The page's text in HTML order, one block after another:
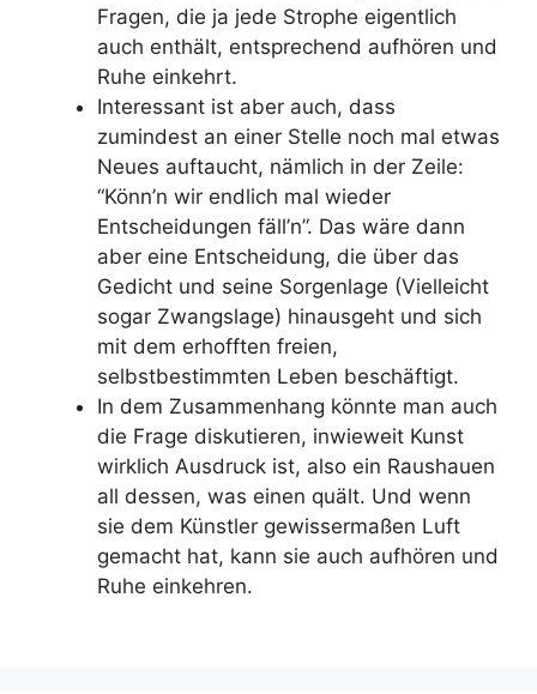
Fragen, die ja jede Strophe eigentlich
auch enthält, entsprechend aufhören und
Ruhe einkehrt.
Interessant ist aber auch, dass
zumindest an einer Stelle noch mal etwas
Neues auftaucht, nämlich in der Zeile:
“Könn’n wir endlich mal wieder
Entscheidungen fäll’n”. Das wäre dann
aber eine Entscheidung, die über das
Gedicht und seine Sorgenlage (Vielleicht
sogar Zwangslage) hinausgeht und sich
mit dem erhofften freien,
selbstbestimmten Leben beschäftigt.
In dem Zusammenhang könnte man auch
die Frage diskutieren, inwieweit Kunst
wirklich Ausdruck ist, also ein Raushauen
all dessen, was einen quält. Und wenn
sie dem Künstler gewissermaßen Luft
gemacht hat, kann sie auch aufhören und
Ruhe einkehren.